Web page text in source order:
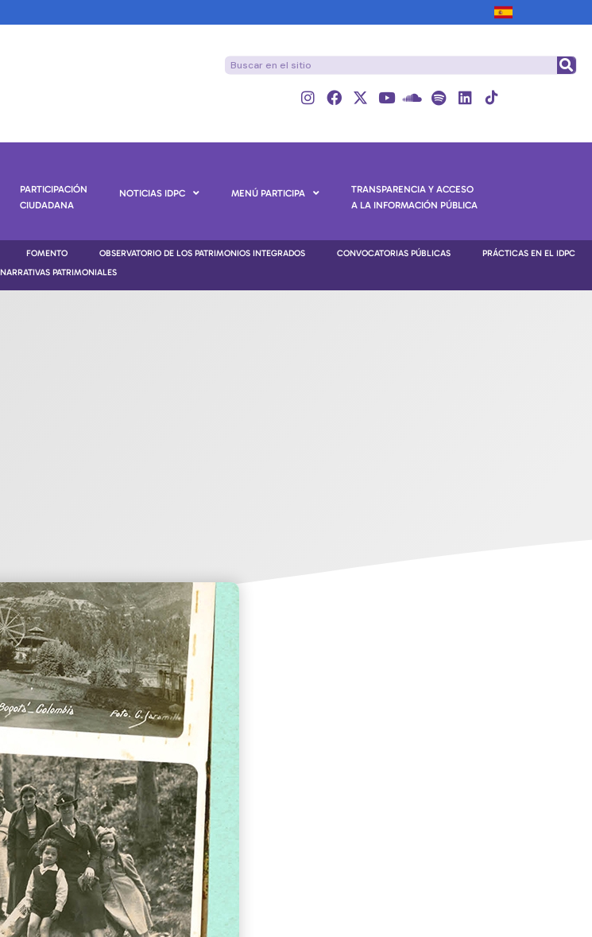
PARTICIPACIÓN
CIUDADANA
NOTICIAS IDPC MENÚ PARTICIPA
TRANSPARENCIA Y ACCESO
A LA INFORMACIÓN PÚBLICA
FOMENTO OBSERVATORIO DE LOS PATRIMONIOS INTEGRADOS CONVOCATORIAS PÚBLICAS
PRÁCTICAS EN EL IDPC
NARRATIVAS PATRIMONIALES